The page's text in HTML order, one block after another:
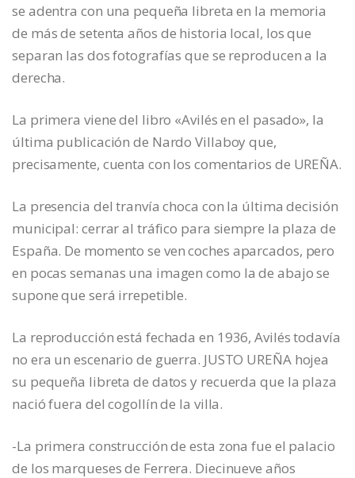
se adentra con una pequeña libreta en la memoria
de más de setenta años de historia local, los que
separan las dos fotografías que se reproducen a la
derecha.
La primera viene del libro «Avilés en el pasado», la
última publicación de Nardo Villaboy que,
precisamente, cuenta con los comentarios de UREÑA.
La presencia del tranvía choca con la última decisión
municipal: cerrar al tráfico para siempre la plaza de
España. De momento se ven coches aparcados, pero
en pocas semanas una imagen como la de abajo se
supone que será irrepetible.
La reproducción está fechada en 1936, Avilés todavía
no era un escenario de guerra. JUSTO UREÑA hojea
su pequeña libreta de datos y recuerda que la plaza
nació fuera del cogollín de la villa.
-La primera construcción de esta zona fue el palacio
de los marqueses de Ferrera. Diecinueve años